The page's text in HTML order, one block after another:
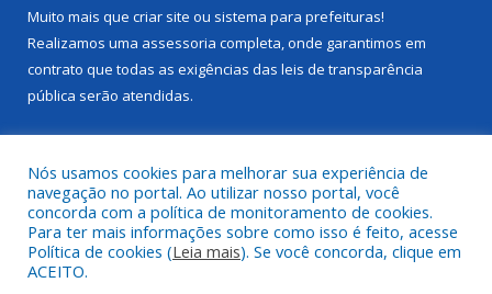
Muito mais que criar site ou sistema para prefeituras!
Realizamos uma assessoria completa, onde garantimos em
contrato que todas as exigências das leis de transparência
pública serão atendidas.
Todos os direitos reservados a Câmara Municipal de Juruti.
Nós usamos cookies para melhorar sua experiência de
navegação no portal. Ao utilizar nosso portal, você
concorda com a política de monitoramento de cookies.
Para ter mais informações sobre como isso é feito, acesse
Política de cookies (Leia mais). Se você concorda, clique em
ACEITO.